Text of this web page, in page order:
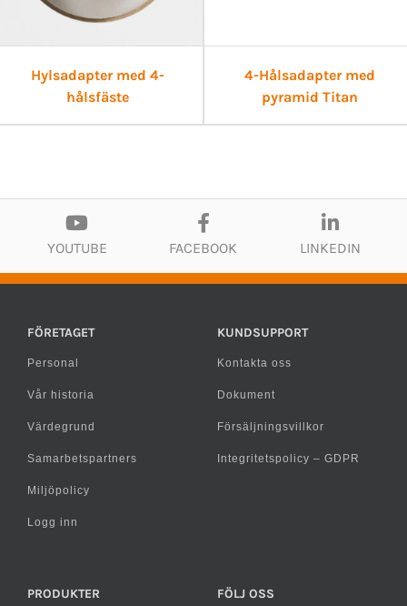
Hylsadapter med 4-
hålsfäste
4-Hålsadapter med
pyramid Titan
YOUTUBE FACEBOOK LINKEDIN
FÖRETAGET
Personal
Vår historia
Värdegrund
Samarbetspartners
Miljöpolicy
Logg inn
KUNDSUPPORT
Kontakta oss
Dokument
Försäljningsvillkor
Integritetspolicy – GDPR
PRODUKTER FÖLJ OSS